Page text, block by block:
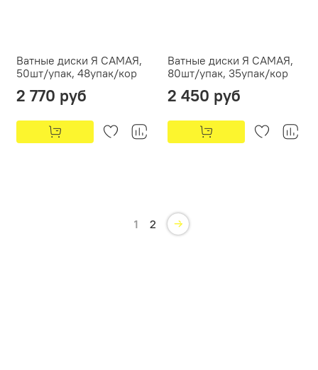
Ватные диски Я САМАЯ,
50шт/упак, 48упак/кор
2 770 руб
Ватные диски Я САМАЯ,
80шт/упак, 35упак/кор
2 450 руб
1 2